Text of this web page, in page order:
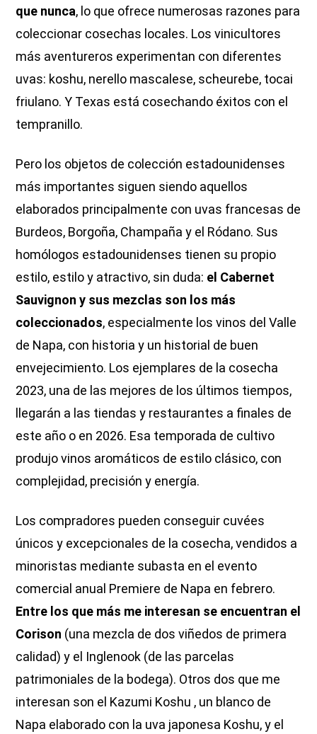
que nunca, lo que ofrece numerosas razones para
coleccionar cosechas locales. Los vinicultores
más aventureros experimentan con diferentes
uvas: koshu, nerello mascalese, scheurebe, tocai
friulano. Y Texas está cosechando éxitos con el
tempranillo.
Pero los objetos de colección estadounidenses
más importantes siguen siendo aquellos
elaborados principalmente con uvas francesas de
Burdeos, Borgoña, Champaña y el Ródano. Sus
homólogos estadounidenses tienen su propio
estilo, estilo y atractivo, sin duda: el Cabernet
Sauvignon y sus mezclas son los más
coleccionados, especialmente los vinos del Valle
de Napa, con historia y un historial de buen
envejecimiento. Los ejemplares de la cosecha
2023, una de las mejores de los últimos tiempos,
llegarán a las tiendas y restaurantes a finales de
este año o en 2026. Esa temporada de cultivo
produjo vinos aromáticos de estilo clásico, con
complejidad, precisión y energía.
Los compradores pueden conseguir cuvées
únicos y excepcionales de la cosecha, vendidos a
minoristas mediante subasta en el evento
comercial anual Premiere de Napa en febrero.
Entre los que más me interesan se encuentran el
Corison (una mezcla de dos viñedos de primera
calidad) y el Inglenook (de las parcelas
patrimoniales de la bodega). Otros dos que me
interesan son el Kazumi Koshu , un blanco de
Napa elaborado con la uva japonesa Koshu, y el